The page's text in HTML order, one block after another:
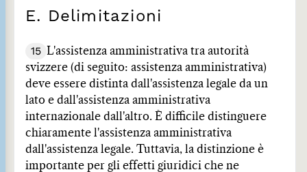
E. Delimitazioni
15
L'assistenza amministrativa tra autorità
svizzere (di seguito: assistenza amministrativa)
deve essere distinta dall'assistenza legale da un
lato e dall'assistenza amministrativa
internazionale dall'altro. È difficile distinguere
chiaramente l'assistenza amministrativa
dall'assistenza legale. Tuttavia, la distinzione è
importante per gli effetti giuridici che ne